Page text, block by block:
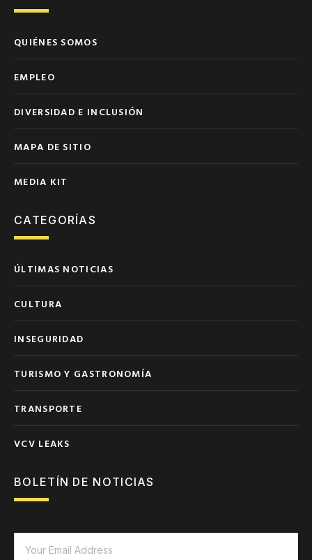
QUIÉNES SOMOS
EMPLEO
DIVERSIDAD E INCLUSIÓN
MAPA DE SITIO
MEDIA KIT
CATEGORÍAS
ÚLTIMAS NOTICIAS
CULTURA
INSEGURIDAD
TURISMO Y GASTRONOMÍA
TRANSPORTE
VCV LEAKS
BOLETÍN DE NOTICIAS